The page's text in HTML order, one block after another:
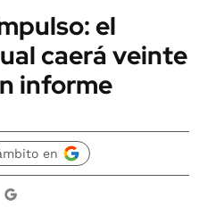
el
caerá veinte
informe
en